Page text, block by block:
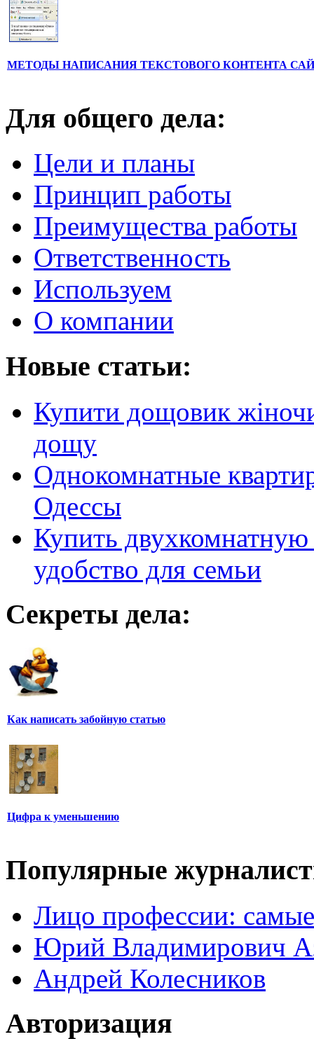
МЕТОДЫ НАПИСАНИЯ ТЕКСТОВОГО КОНТЕНТА
Для общего дела:
Цели и планы
Принцип работы
Преимущества работы
Ответственность
Используем
О компании
Новые статьи:
Купити дощовик
дощу
Однокомнатные
Одессы
Купить
удобство для семьи
Секреты дела:
Как написать забойную статью
Цифра к уменьшению
Популярные
Лицо профессии:
Юрий Владимирович
Андрей Колесников
Авторизация